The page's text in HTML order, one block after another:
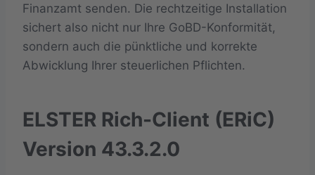
Finanzamt senden. Die rechtzeitige Installation
sichert also nicht nur Ihre GoBD-Konformität,
sondern auch die pünktliche und korrekte
Abwicklung Ihrer steuerlichen Pflichten.
ELSTER Rich-Client (ERiC)
Version 43.3.2.0